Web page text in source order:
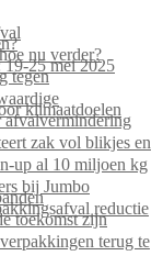
nu verder?
25 mei 2025
tegen
klimaatdoelen
afvalvermindering
zak vol blikjes en
up al 10 miljoen kg
bij Jumbo
reductie
toekomst zijn
terug te